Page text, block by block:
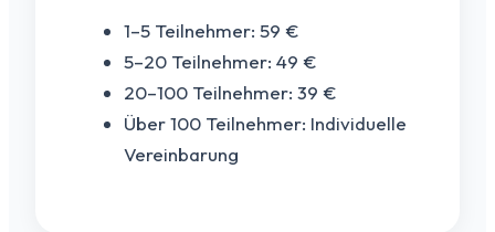
1–5 Teilnehmer: 59 €
5–20 Teilnehmer: 49 €
20–100 Teilnehmer: 39 €
Über 100 Teilnehmer: Individuelle
Vereinbarung